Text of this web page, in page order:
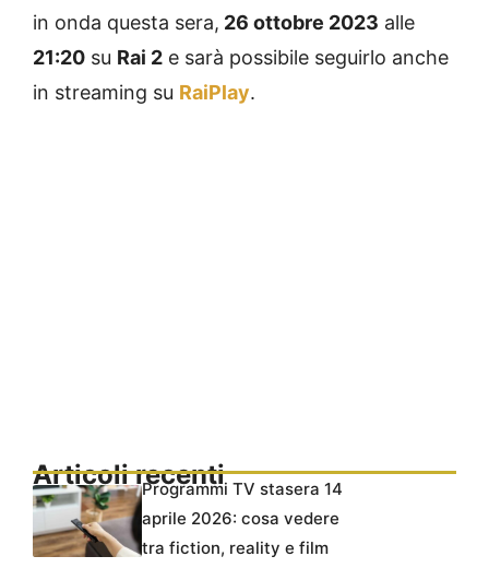
in onda questa sera, 26 ottobre 2023 alle
21:20 su Rai 2 e sarà possibile seguirlo anche
in streaming su RaiPlay.
Articoli recentiProgrammi TV stasera 14
aprile 2026: cosa vedere
tra fiction, reality e film